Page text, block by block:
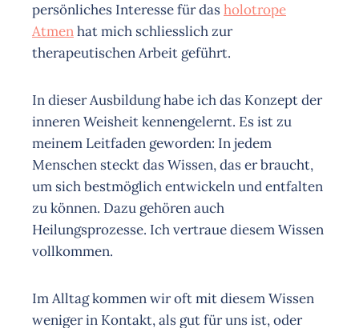
persönliches Interesse für dasholotrope
Atmenhat mich schliesslich zur
therapeutischen Arbeit geführt.
In dieser Ausbildung habe ich das Konzept der
inneren Weisheit kennengelernt. Es ist zu
meinem Leitfaden geworden: In jedem
Menschen steckt das Wissen, das er braucht,
um sich bestmöglich entwickeln und entfalten
zu können. Dazu gehören auch
Heilungsprozesse. Ich vertraue diesem Wissen
vollkommen.
Im Alltag kommen wir oft mit diesem Wissen
weniger in Kontakt, als gut für uns ist, oder